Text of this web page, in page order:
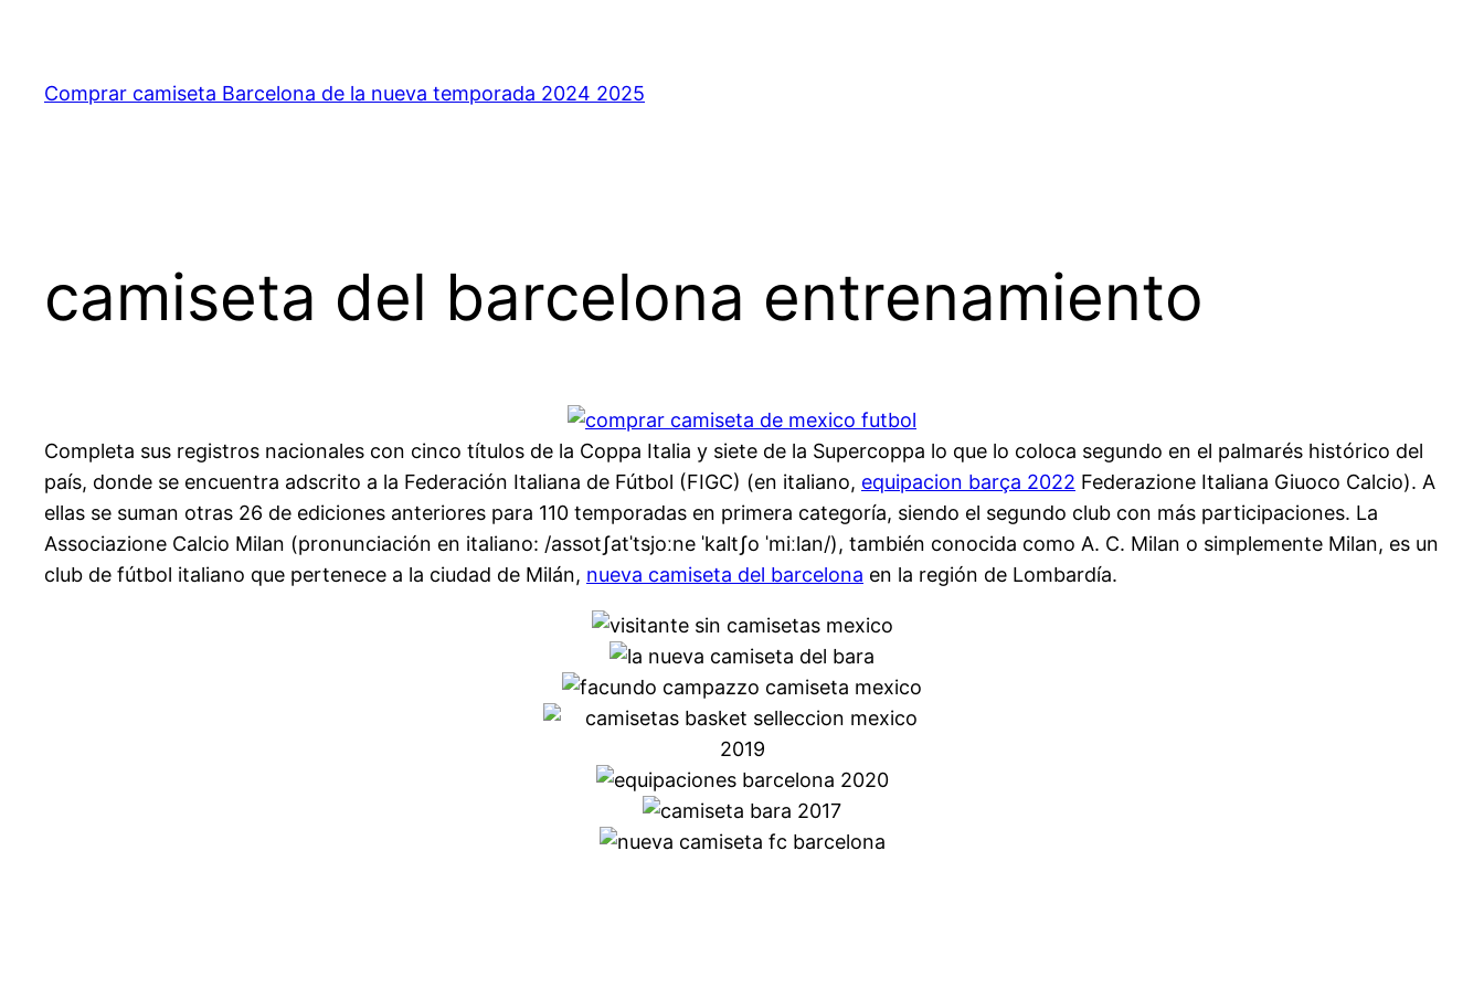
contenido
Comprar camiseta Barcelona de la nueva temporada 2024 2025
camiseta del barcelona entrenamiento
Completa sus registros nacionales con cinco títulos de la Coppa Italia y siete de la Supercoppa lo que lo coloca segundo en el palmarés histórico del
país, donde se encuentra adscrito a la Federación Italiana de Fútbol (FIGC) (en italiano, equipacion barça 2022 Federazione Italiana Giuoco Calcio). A
ellas se suman otras 26 de ediciones anteriores para 110 temporadas en primera categoría, siendo el segundo club con más participaciones. La
Associazione Calcio Milan (pronunciación en italiano: /assotʃatˈtsjoːne ˈkaltʃo ˈmiːlan/), también conocida como A. C. Milan o simplemente Milan, es un
club de fútbol italiano que pertenece a la ciudad de Milán, nueva camiseta del barcelona en la región de Lombardía.